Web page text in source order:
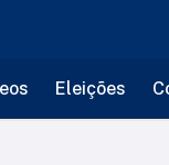
Eleições